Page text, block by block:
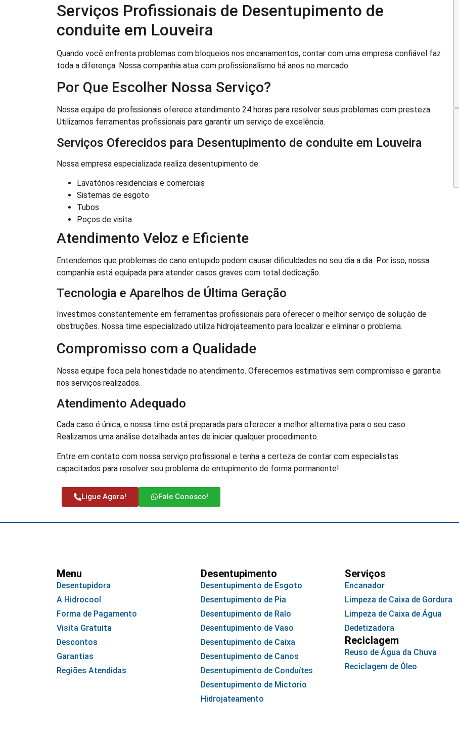
Serviços Profissionais de Desentupimento de
conduite em Louveira
Quando você enfrenta problemas com bloqueios nos encanamentos, contar com uma empresa confiável faz
toda a diferença. Nossa companhia atua com profissionalismo há anos no mercado.
Por Que Escolher Nossa Serviço?
Nossa equipe de profissionais oferece atendimento 24 horas para resolver seus problemas com presteza.
Utilizamos ferramentas profissionais para garantir um serviço de excelência.
Serviços Oferecidos para Desentupimento de conduite em Louveira
Nossa empresa especializada realiza desentupimento de:
Lavatórios residenciais e comerciais
Sistemas de esgoto
Tubos
Poços de visita
Atendimento Veloz e Eficiente
Entendemos que problemas de cano entupido podem causar dificuldades no seu dia a dia. Por isso, nossa
companhia está equipada para atender casos graves com total dedicação.
Tecnologia e Aparelhos de Última Geração
Investimos constantemente em ferramentas profissionais para oferecer o melhor serviço de solução de
obstruções. Nossa time especializado utiliza hidrojateamento para localizar e eliminar o problema.
Compromisso com a Qualidade
Nossa equipe foca pela honestidade no atendimento. Oferecemos estimativas sem compromisso e garantia
nos serviços realizados.
Atendimento Adequado
Cada caso é única, e nossa time está preparada para oferecer a melhor alternativa para o seu caso.
Realizamos uma análise detalhada antes de iniciar qualquer procedimento.
Entre em contato com nossa serviço profissional e tenha a certeza de contar com especialistas
capacitados para resolver seu problema de entupimento de forma permanente!
Ligue Agora! Fale Conosco!
Menu
Desentupidora
A Hidrocool
Forma de Pagamento
Visita Gratuita
Descontos
Garantias
Regiões Atendidas
Desentupimento
Desentupimento de Esgoto
Desentupimento de Pia
Desentupimento de Ralo
Desentupimento de Vaso
Desentupimento de Caixa
Desentupimento de Canos
Desentupimento de Conduítes
Desentupimento de Mictorio
Hidrojateamento
Serviços
Encanador
Limpeza de Caixa de Gordura
Limpeza de Caixa de Água
Dedetizadora
Reciclagem
Reuso de Água da Chuva
Reciclagem de Óleo